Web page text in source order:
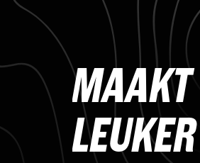
MAAKT
LEUKER